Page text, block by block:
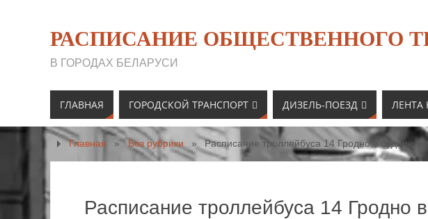
РАСПИСАНИЕ ОБЩЕСТВЕННОГО
В ГОРОДАХ БЕЛАРУСИ
ГЛАВНАЯ ГОРОДСКОЙ ТРАНСПОРТ ДИЗЕЛЬ-ПОЕЗД ЛЕНТА
Главная » Без рубрики » Расписание троллейбуса 14 Гродно в будние и
Расписание троллейбуса 14 Гродно